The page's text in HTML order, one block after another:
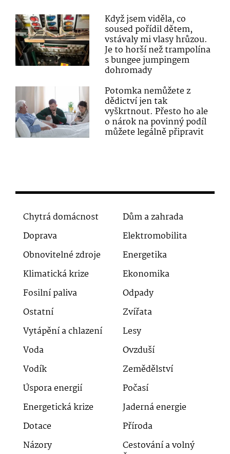
Když jsem viděla, co
soused pořídil dětem,
vstávaly mi vlasy hrůzou.
Je to horší než trampolína
s bungee jumpingem
dohromady
Potomka nemůžete z
dědictví jen tak
vyškrtnout. Přesto ho ale
o nárok na povinný podíl
můžete legálně připravit
Chytrá domácnost
Dům a zahrada
Doprava
Elektromobilita
Obnovitelné zdroje
Energetika
Klimatická krize
Ekonomika
Fosilní paliva
Odpady
Ostatní
Zvířata
Vytápění a chlazení
Lesy
Voda
Ovzduší
Vodík
Zemědělství
Úspora energií
Počasí
Energetická krize
Jaderná energie
Dotace
Příroda
Názory
Cestování a volný